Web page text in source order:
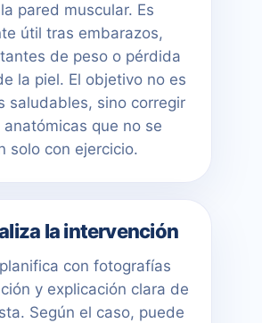
pared muscular. Es
útil tras embarazos,
de peso o pérdida
la piel. El objetivo no es
saludables, sino corregir
que no se
solo con ejercicio.
la intervención
con fotografías
y explicación clara de
Según el caso, puede